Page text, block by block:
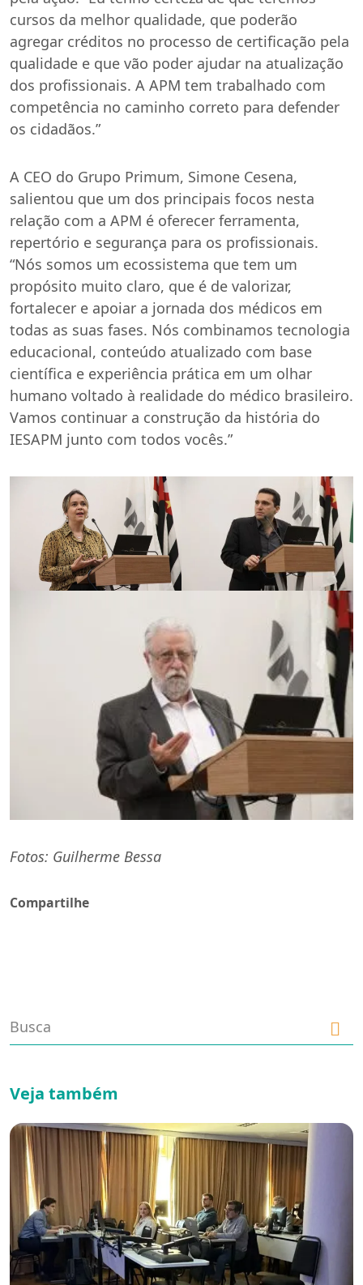
cursos da melhor qualidade, que poderão
agregar créditos no processo de certificação pela
qualidade e que vão poder ajudar na atualização
dos profissionais. A APM tem trabalhado com
competência no caminho correto para defender
os cidadãos.”
A CEO do Grupo Primum, Simone Cesena,
salientou que um dos principais focos nesta
relação com a APM é oferecer ferramenta,
repertório e segurança para os profissionais.
“Nós somos um ecossistema que tem um
propósito muito claro, que é de valorizar,
fortalecer e apoiar a jornada dos médicos em
todas as suas fases. Nós combinamos tecnologia
educacional, conteúdo atualizado com base
científica e experiência prática em um olhar
humano voltado à realidade do médico brasileiro.
Vamos continuar a construção da história do
IESAPM junto com todos vocês.”
Fotos: Guilherme Bessa
Compartilhe
Veja também